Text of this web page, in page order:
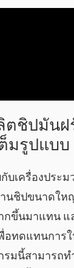
ตชิปมันฝ
มรูปแบบ
กับเครื่องประ
านชิปขนาดให
กขึ้นมาแทน แ
อทดแทนการ
รมนี้สามารถท